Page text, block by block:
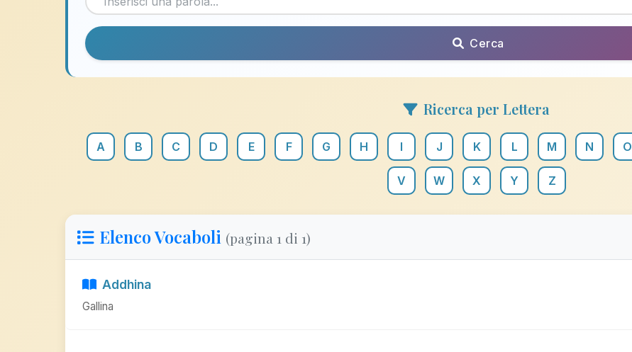
Cerca
Ricerca per Lettera
A B C D E F G H I J K L M N O
V W X Y Z
Elenco Vocaboli (pagina 1 di 1)
Addhina
Gallina